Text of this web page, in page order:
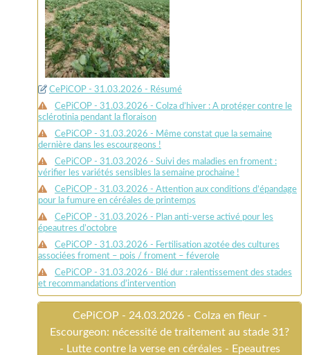
CePiCOP - 31.03.2026 - Résumé
CePiCOP - 31.03.2026 - Colza d’hiver : A protéger contre le
sclérotinia pendant la floraison
CePiCOP - 31.03.2026 - Même constat que la semaine
dernière dans les escourgeons !
CePiCOP - 31.03.2026 - Suivi des maladies en froment :
vérifier les variétés sensibles la semaine prochaine !
CePiCOP - 31.03.2026 - Attention aux conditions d’épandage
pour la fumure en céréales de printemps
CePiCOP - 31.03.2026 - Plan anti-verse activé pour les
épeautres d’octobre
CePiCOP - 31.03.2026 - Fertilisation azotée des cultures
associées froment – pois / froment – féverole
CePiCOP - 31.03.2026 - Blé dur : ralentissement des stades
et recommandations d’intervention
CePiCOP - 24.03.2026 - Colza en fleur -
Escourgeon: nécessité de traitement au stade 31?
- Lutte contre la verse en céréales - Epeautres